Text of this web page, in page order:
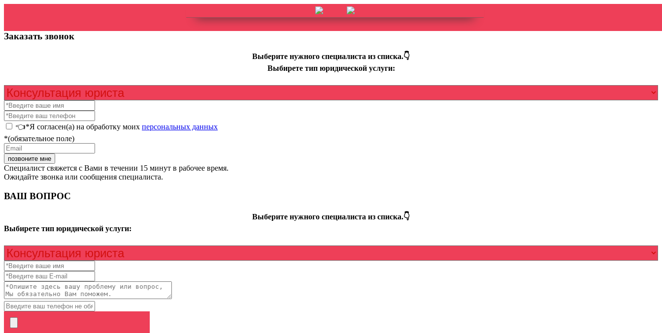
Заказать звонок
Выберите нужного специалиста из списка.👇
Выбирете тип юридической услуги:
👈*Я согласен(а) на обработку моих персональных данных
*(обязательное поле)
Специалист свяжется с Вами в течении 15 минут в рабочее время.
Ожидайте звонка или сообщения специалиста.
ВАШ ВОПРОС
Выберите нужного специалиста из списка.👇
Выбирете тип юридической услуги: